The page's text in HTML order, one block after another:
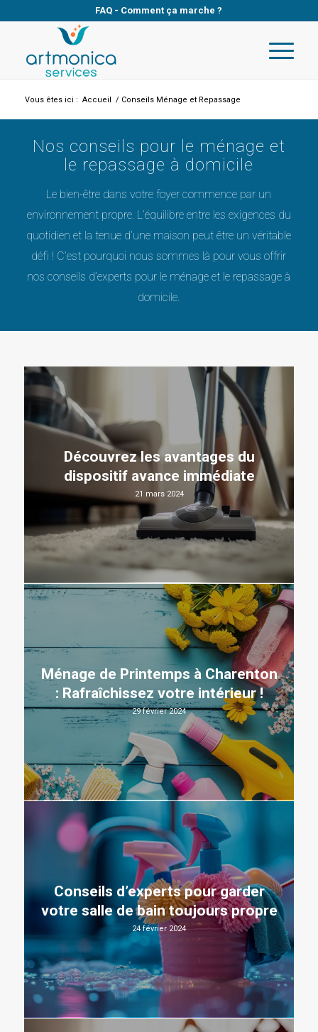
FAQ - Comment ça marche ?
Vous êtes ici : Accueil / Conseils Ménage et Repassage
Nos conseils pour le ménage et
le repassage à domicile
Le bien-être dans votre foyer commence par un
environnement propre. L’équilibre entre les exigences du
quotidien et la tenue d’une maison peut être un véritable
défi ! C’est pourquoi nous sommes là pour vous offrir
nos conseils d’experts pour le ménage et le repassage à
domicile.
Découvrez les avantages du
dispositif avance immédiate
21 mars 2024
Ménage de Printemps à Charenton
: Rafraîchissez votre intérieur !
29 février 2024
Conseils d’experts pour garder
votre salle de bain toujours propre
24 février 2024